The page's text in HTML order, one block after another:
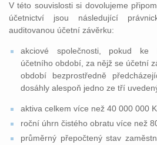
V této souvislosti si dovolujeme
účetnictví jsou následující
auditovanou účetní závěrku:
akciové společnosti, pokud ke
účetního období, za nějž se účetní
období bezprostředně
dosáhly alespoň jedno ze tří
aktiva celkem více než 40 000 000
roční úhrn čistého obratu více než
průměrný přepočtený stav